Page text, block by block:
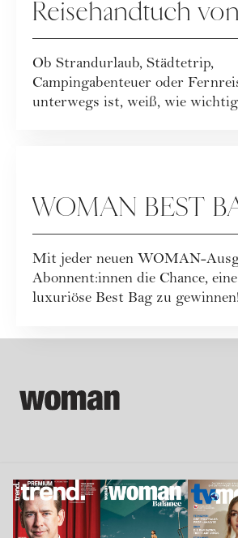
Reisehandtuch von
Buvanha gewinnen
Ob Strandurlaub, Städtetrip,
Campingabenteuer oder
unterwegs ist, weiß, wie
WOMAN BEST
Mit jeder neuen WOMAN-
Abonnent:innen die Chance,
luxuriöse Best Bag zu